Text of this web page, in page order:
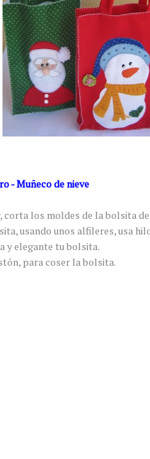
- Muñeco de nieve
los moldes de la bolsita de
usando unos alfileres, usa
y elegante tu bolsita.
para coser la bolsita.